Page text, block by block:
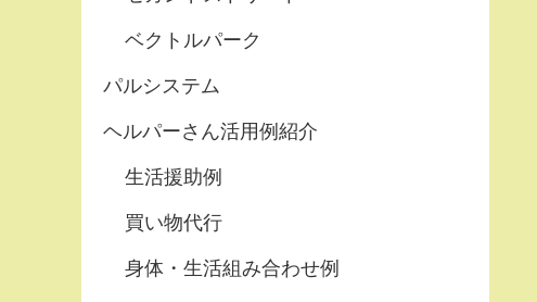
ベクトルパーク
パルシステム
ヘルパーさん活用例紹介
生活援助例
買い物代行
身体・生活組み合わせ例